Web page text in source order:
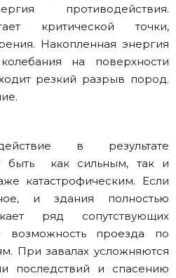
противодействия.
критической точки,
Накопленная энергия
на поверхности
резкий разрыв пород.
в результате
быть как сильным, так и
катастрофическим. Если
и здания полностью
ряд сопутствующих
возможность проезда по
При завалах усложняются
последствий и спасению